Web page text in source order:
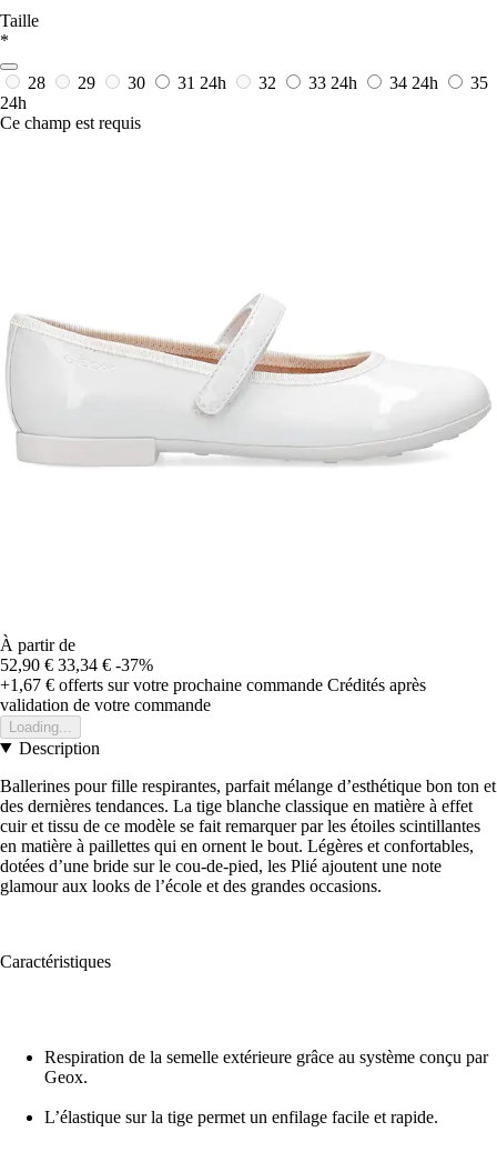
Taille
*
28 29 30 31 24h 32 33 24h 34 24h
35
24h
Ce champ est requis
À partir de
52,90 € 33,34 € -37%
+1,67 € offerts sur votre prochaine commande Crédités après
validation de votre commande
Loading...
Description
Ballerines pour fille respirantes, parfait mélange d’esthétique bon ton et
des dernières tendances. La tige blanche classique en matière à effet
cuir et tissu de ce modèle se fait remarquer par les étoiles scintillantes
en matière à paillettes qui en ornent le bout. Légères et confortables,
dotées d’une bride sur le cou-de-pied, les Plié ajoutent une note
glamour aux looks de l’école et des grandes occasions.
Caractéristiques
Respiration de la semelle extérieure grâce au système conçu par
Geox.
L’élastique sur la tige permet un enfilage facile et rapide.